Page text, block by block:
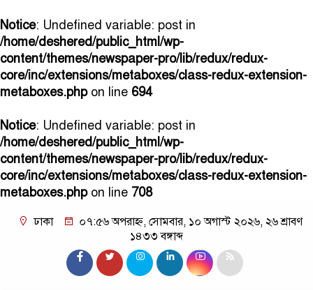
Notice: Undefined variable: post in
/home/deshered/public_html/wp-
content/themes/newspaper-pro/lib/redux/redux-
core/inc/extensions/metaboxes/class-redux-extension-
metaboxes.phpon line 694
Notice: Undefined variable: post in
/home/deshered/public_html/wp-
content/themes/newspaper-pro/lib/redux/redux-
core/inc/extensions/metaboxes/class-redux-extension-
metaboxes.phpon line 708
ঢাকা
০৭:৫৬ অপরাহ্ন, সোমবার, ১০ অগাস্ট ২০২৬, ২৬ শ্রাবণ
১৪৩৩ বঙ্গাব্দ